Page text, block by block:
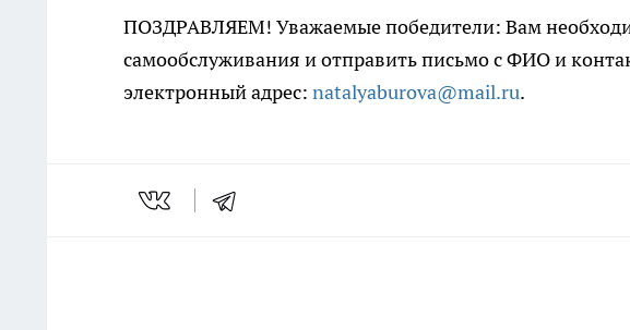
ПОЗДРАВЛЯЕМ! Уважаемые победители: Вам
самообслуживания и отправить письмо с ФИО и
электронный адрес: natalyaburova@mail.ru.